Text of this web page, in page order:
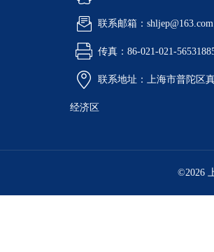
联系邮箱：shljep@163.com
传真：86-021-021-
联系地址：上海市普陀区
经济区
©2026